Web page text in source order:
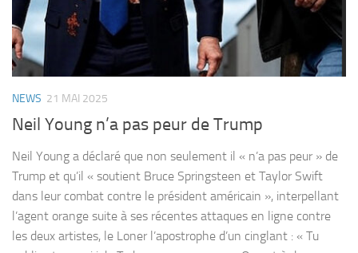
NEWS 21 MAI 2025
Neil Young n’a pas peur de Trump
Neil Young a déclaré que non seulement il « n’a pas peur » de
Trump et qu’il « soutient Bruce Springsteen et Taylor Swift
dans leur combat contre le président américain », interpellant
l’agent orange suite à ses récentes attaques en ligne contre
les deux artistes, le Loner l’apostrophe d’un cinglant : « Tu